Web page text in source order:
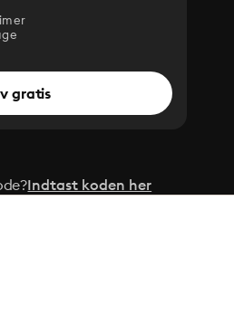
gratis
Indtast koden her